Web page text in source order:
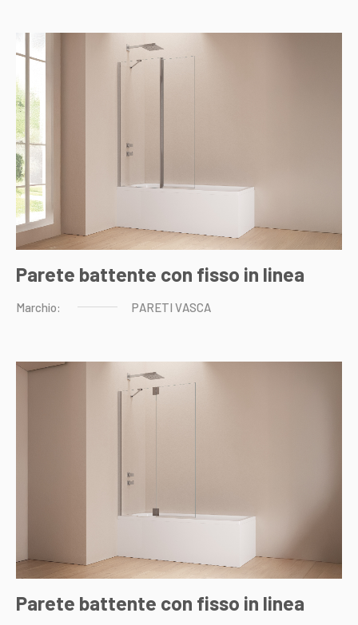
Parete battente con fisso in linea
Marchio: PARETI VASCA
Parete battente con fisso in linea